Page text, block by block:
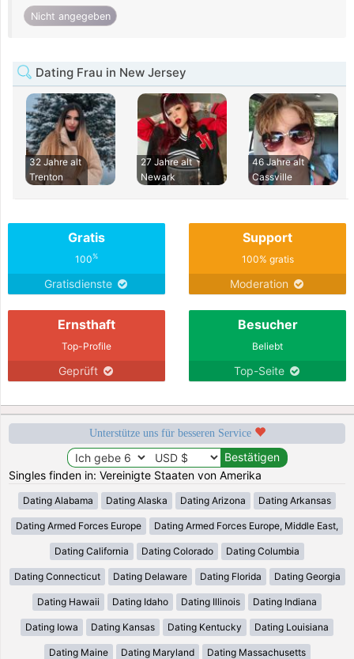
Nicht angegeben
Dating Frau in New Jersey
32 Jahre alt
Trenton
27 Jahre alt
Newark
46 Jahre alt
Cassville
Gratis
100%
Gratisdienste
Support
100% gratis
Moderation
Ernsthaft
Top-Profile
Geprüft
Besucher
Beliebt
Top-Seite
Unterstütze uns für besseren Service
Singles finden in: Vereinigte Staaten von Amerika
Dating Alabama Dating Alaska Dating Arizona Dating Arkansas
Dating Armed Forces Europe Dating Armed Forces Europe, Middle East,
Dating California Dating Colorado Dating Columbia
Dating Connecticut Dating Delaware Dating Florida Dating Georgia
Dating Hawaii Dating Idaho Dating Illinois Dating Indiana
Dating Iowa Dating Kansas Dating Kentucky Dating Louisiana
Dating Maine Dating Maryland Dating Massachusetts